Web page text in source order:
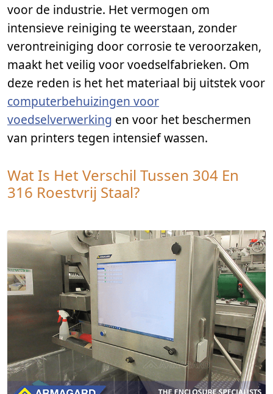
voor de industrie. Het vermogen om
intensieve reiniging te weerstaan, zonder
verontreiniging door corrosie te veroorzaken,
maakt het veilig voor voedselfabrieken. Om
deze reden is het het materiaal bij uitstek voor
computerbehuizingen voor
voedselverwerking en voor het beschermen
van printers tegen intensief wassen.
Wat Is Het Verschil Tussen 304 En
316 Roestvrij Staal?